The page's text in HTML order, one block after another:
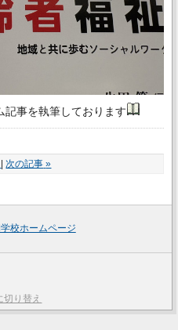
記事を執筆しております
次の記事 »
校ホームページ
切り替え